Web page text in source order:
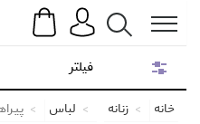
Search
خانه زنانه لباس پیراهن
فیلتر